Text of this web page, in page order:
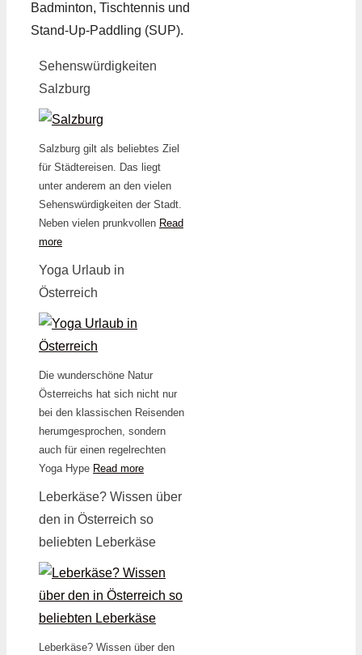
Badminton, Tischtennis und
Stand-Up-Paddling (SUP).
Sehenswürdigkeiten
Salzburg
Salzburg gilt als beliebtes Ziel
für Städtereisen. Das liegt
unter anderem an den vielen
Sehenswürdigkeiten der Stadt.
Neben vielen prunkvollen Read
more
Yoga Urlaub in
Österreich
Die wunderschöne Natur
Österreichs hat sich nicht nur
bei den klassischen Reisenden
herumgesprochen, sondern
auch für einen regelrechten
Yoga Hype Read more
Leberkäse? Wissen über
den in Österreich so
beliebten Leberkäse
Leberkäse? Wissen über den